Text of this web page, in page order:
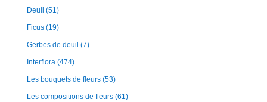
Deuil (51)
Ficus (19)
Gerbes de deuil (7)
Interflora (474)
Les bouquets de fleurs (53)
Les compositions de fleurs (61)